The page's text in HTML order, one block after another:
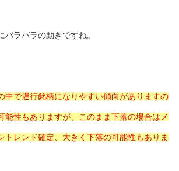
バラバラの動きですね。
中で遅行銘柄になりやすい傾向がありますの
能性もありますが、このまま下落の場合はメ
トレンド確定、大きく下落の可能性もありま